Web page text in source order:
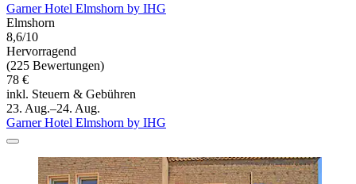
Garner Hotel Elmshorn by IHG
Elmshorn
8,6/10
Hervorragend
(225 Bewertungen)
78 €
inkl. Steuern & Gebühren
23. Aug.–24. Aug.
Garner Hotel Elmshorn by IHG